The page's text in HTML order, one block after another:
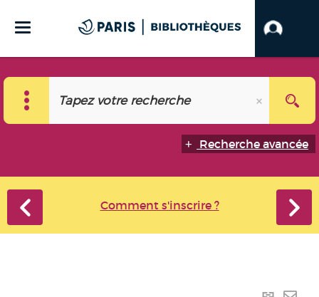
Recherche avancée
Comment s'inscrire ?
Lien